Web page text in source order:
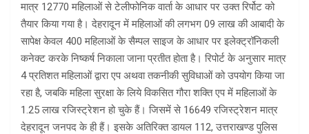
मात्र 12770 महिलाओं से टेलीफोनिक वार्ता के आधार पर उक्त रिर्पोट को
तैयार किया गया है। देहरादून में महिलाओं की लगभग 09 लाख की आबादी के
सापेक्ष केवल 400 महिलाओं के सैम्पल साइज के आधार पर इलेक्ट्रॉनिकली
कनेक्ट करके निष्कर्ष निकाला जाना प्रतीत होता है। रिपोर्ट के अनुसार मात्र
4 प्रतिशत महिलाओं द्वारा एप अथवा तकनीकी सुविधाओं को उपयोग किया जा
रहा है, जबकि महिला सुरक्षा के लिये विकसित गौरा शक्ति एप में महिलाओं के
1.25 लाख रजिस्ट्रेशन हो चुके हैं। जिसमें से 16649 रजिस्ट्रेशन मात्र
देहरादून जनपद के ही हैं। इसके अतिरिक्त डायल 112, उत्तराखण्ड पुलिस